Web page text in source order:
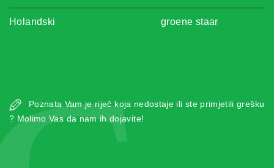
Holandski groene staar
Poznata Vam je riječ koja nedostaje ili ste primjetili grešku
? Molimo Vas da nam ih dojavite!